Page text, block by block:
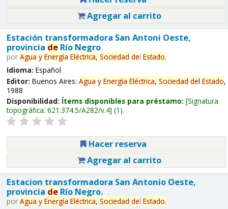
Agregar al carrito
Estación transformadora San Antoni Oeste,
provincia deRío Negro
por Agua y Energía Eléctrica, Sociedad del Estado.
Idioma: Español
Editor: Buenos Aires: Agua y Energía Eléctrica, Sociedad del Estado,
1988
Disponibilidad: Ítems disponibles para préstamo: Signatura
topográfica: 621.374.5/A282/v.4 (1).
Hacer reserva
Agregar al carrito
Estacion transformadora San Antonio Oeste,
provincia deRío Negro.
por Agua y Energía Eléctrica, Sociedad del Estado.